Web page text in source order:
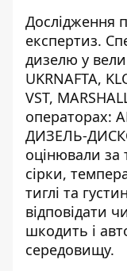
Дослідження
експертиз.
дизелю у
UKRNAFTA,
VST,
операторах:
ДИЗЕЛЬ-
оцінювали за
сірки,
тиглі та
відповідати
шкодить і
середовищу.